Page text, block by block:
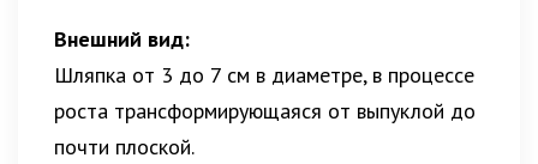
Внешний вид:
Шляпка от 3 до 7 см в диаметре, в процессе
роста трансформирующаяся от выпуклой до
почти плоской.